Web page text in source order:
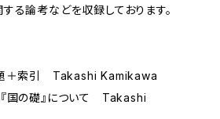
る論考などを収録しております。
題＋索引 Takashi Kamikawa
『国の礎』について Takashi